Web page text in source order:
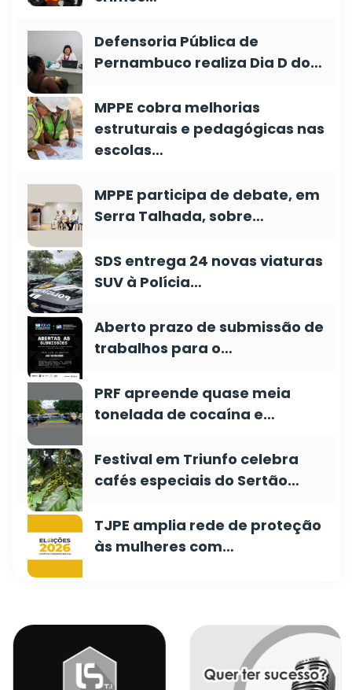
Defensoria Pública de
Pernambuco realiza Dia D do…
MPPE cobra melhorias
estruturais e pedagógicas nas
escolas…
MPPE participa de debate, em
Serra Talhada, sobre…
SDS entrega 24 novas viaturas
SUV à Polícia…
Aberto prazo de submissão de
trabalhos para o…
PRF apreende quase meia
tonelada de cocaína e…
Festival em Triunfo celebra
cafés especiais do Sertão…
TJPE amplia rede de proteção
às mulheres com…